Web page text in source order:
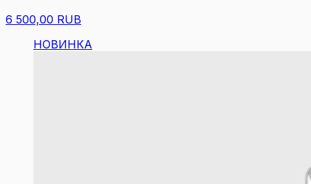
6 500,00 RUB
НОВИНКА